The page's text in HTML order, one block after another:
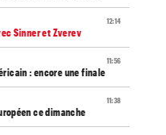
12:14
Sinner et Zverev
11:56
: encore une finale
11:38
ce dimanche